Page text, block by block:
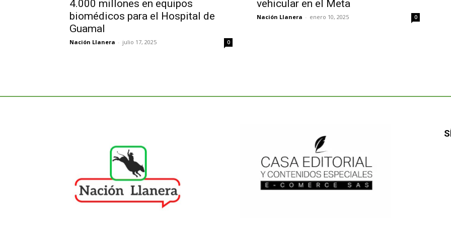
4.000 millones en equipos
biomédicos para el Hospital de
Guamal
Nación Llanera - julio 17, 2025 0
vehicular en el Meta
Nación Llanera - enero 10, 2025 0